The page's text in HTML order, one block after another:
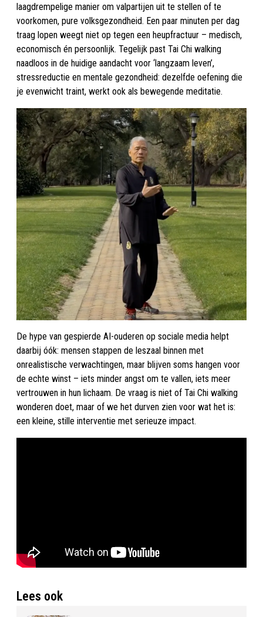
laagdrempelige manier om valpartijen uit te stellen of te
voorkomen, pure volksgezondheid. Een paar minuten per dag
traag lopen weegt niet op tegen een heupfractuur – medisch,
economisch én persoonlijk. Tegelijk past Tai Chi walking
naadloos in de huidige aandacht voor ‘langzaam leven’,
stressreductie en mentale gezondheid: dezelfde oefening die
je evenwicht traint, werkt ook als bewegende meditatie.
De hype van gespierde AI-ouderen op sociale media helpt
daarbij óók: mensen stappen de leszaal binnen met
onrealistische verwachtingen, maar blijven soms hangen voor
de echte winst – iets minder angst om te vallen, iets meer
vertrouwen in hun lichaam. De vraag is niet of Tai Chi walking
wonderen doet, maar of we het durven zien voor wat het is:
een kleine, stille interventie met serieuze impact.​
Lees ook